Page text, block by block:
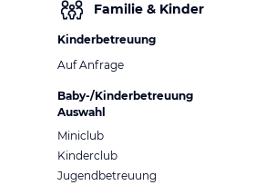
Familie & Kinder
Kinderbetreuung
Auf Anfrage
Baby-/Kinderbetreuung
Auswahl
Miniclub
Kinderclub
Jugendbetreuung